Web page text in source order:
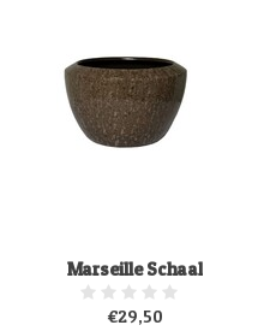
Marseille Schaal
€29,50